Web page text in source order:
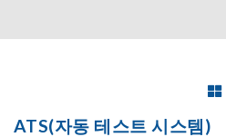
ATS(자동 테스트 시스템)